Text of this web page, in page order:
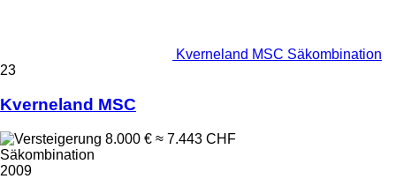
Kverneland MSC Säkombination
23
Kverneland MSC
8.000 € ≈ 7.443 CHF
Säkombination
2009